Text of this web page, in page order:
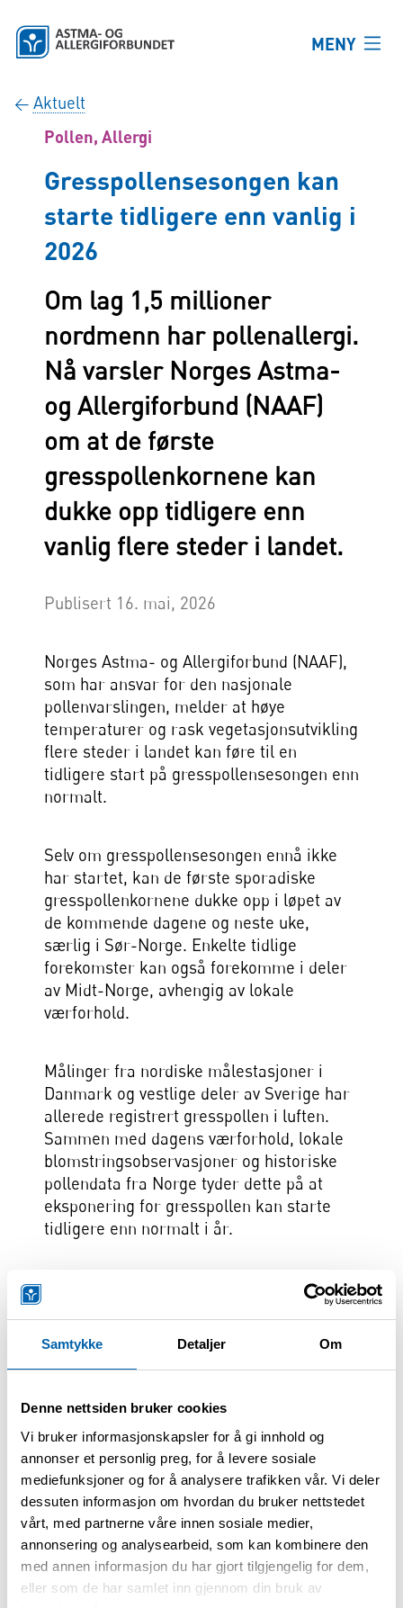
Samtykke Detaljer Om
Denne nettsiden bruker cookies
Vi bruker informasjonskapsler for å gi innhold og
annonser et personlig preg, for å levere sosiale
mediefunksjoner og for å analysere trafikken vår. Vi deler
dessuten informasjon om hvordan du bruker nettstedet
vårt, med partnerne våre innen sosiale medier,
annonsering og analysearbeid, som kan kombinere den
med annen informasjon du har gjort tilgjengelig for dem,
eller som de har samlet inn gjennom din bruk av
MENY
← Aktuelt
Pollen, Allergi
Gresspollensesongen kan
starte tidligere enn vanlig i
2026
Om lag 1,5 millioner
nordmenn har pollenallergi.
Nå varsler Norges Astma-
og Allergiforbund (NAAF)
om at de første
gresspollenkornene kan
dukke opp tidligere enn
vanlig flere steder i landet.
Publisert 16. mai, 2026
Norges Astma- og Allergiforbund (NAAF),
som har ansvar for den nasjonale
pollenvarslingen, melder at høye
temperaturer og rask vegetasjonsutvikling
flere steder i landet kan føre til en
tidligere start på gresspollensesongen enn
normalt.
Selv om gresspollensesongen ennå ikke
har startet, kan de første sporadiske
gresspollenkornene dukke opp i løpet av
de kommende dagene og neste uke,
særlig i Sør-Norge. Enkelte tidlige
forekomster kan også forekomme i deler
av Midt-Norge, avhengig av lokale
værforhold.
Målinger fra nordiske målestasjoner i
Danmark og vestlige deler av Sverige har
allerede registrert gresspollen i luften.
Sammen med dagens værforhold, lokale
blomstringsobservasjoner og historiske
pollendata fra Norge tyder dette på at
eksponering for gresspollen kan starte
tidligere enn normalt i år.
– Selv om gresspollensesongen ikke har
tidligere enn normalt i år. Vi følger
utviklingen nøye gjennom målinger,
værdata og blomstringsobservasjoner,
seniorforsker pollen i NAAF.
Utviklingen av gresspollensesongen vil
fortsatt kunne variere lokalt avhengig av
temperatur, nedbør og
vegetasjonsutvikling de kommende ukene.